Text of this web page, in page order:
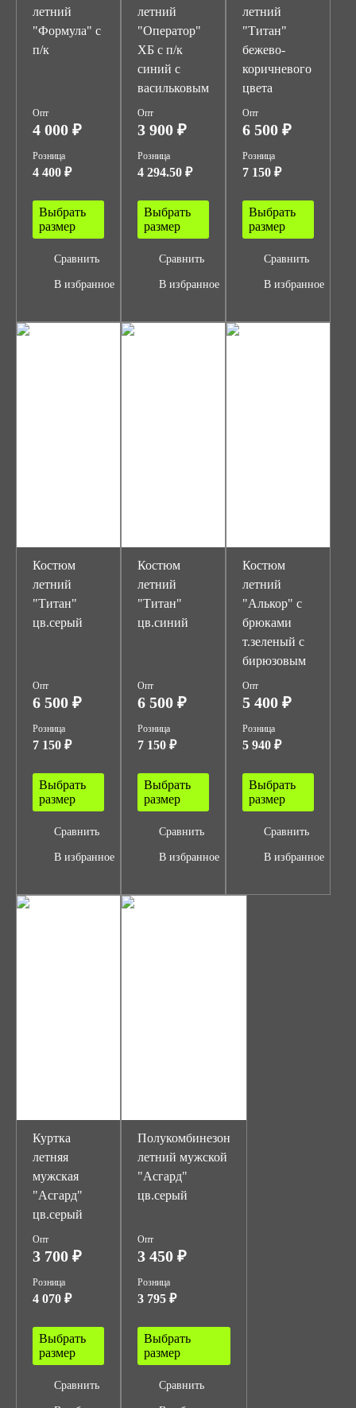
летний
"Формула" с
п/к
Опт
4 000 ₽
Розница
4 400 ₽
Выбрать
размер
Сравнить
В избранное
летний
"Оператор"
ХБ с п/к
синий с
васильковым
Опт
3 900 ₽
Розница
4 294.50 ₽
Выбрать
размер
Сравнить
В избранное
летний
"Титан"
бежево-
коричневого
цвета
Опт
6 500 ₽
Розница
7 150 ₽
Выбрать
размер
Сравнить
В избранное
Костюм
летний
"Титан"
цв.серый
Опт
6 500 ₽
Розница
7 150 ₽
Выбрать
размер
Сравнить
В избранное
Костюм
летний
"Титан"
цв.синий
Опт
6 500 ₽
Розница
7 150 ₽
Выбрать
размер
Сравнить
В избранное
Костюм
летний
"Алькор" с
брюками
т.зеленый с
бирюзовым
Опт
5 400 ₽
Розница
5 940 ₽
Выбрать
размер
Сравнить
В избранное
Куртка
летняя
мужская
"Асгард"
цв.серый
Опт
3 700 ₽
Розница
4 070 ₽
Выбрать
размер
Сравнить
Полукомбинезон
летний мужской
"Асгард"
цв.серый
Опт
3 450 ₽
Розница
3 795 ₽
Выбрать
размер
Сравнить